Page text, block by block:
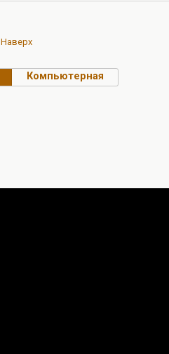
Наверх
Компьютерная